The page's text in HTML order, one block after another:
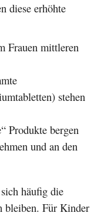
diese erhöhte
Frauen mittleren
stehen
Produkte bergen
und an den
häufig die
bleiben. Für Kinder